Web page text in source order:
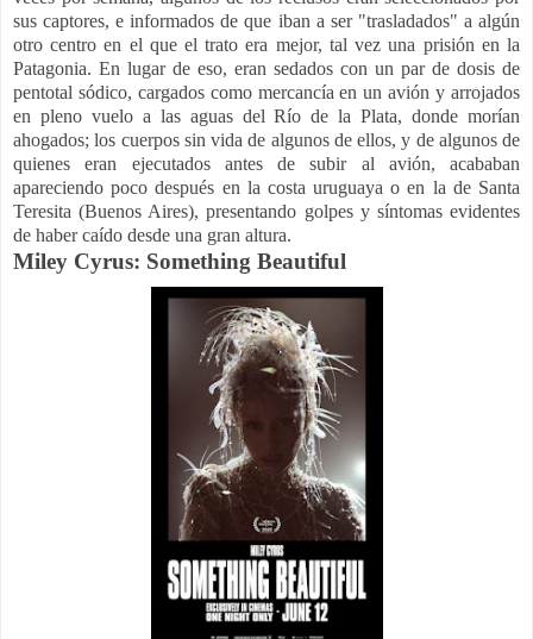
sus captores, e informados de que iban a ser "trasladados" a algún
otro centro en el que el trato era mejor, tal vez una prisión en la
Patagonia. En lugar de eso, eran sedados con un par de dosis de
pentotal sódico, cargados como mercancía en un avión y arrojados
en pleno vuelo a las aguas del Río de la Plata, donde morían
ahogados; los cuerpos sin vida de algunos de ellos, y de algunos de
quienes eran ejecutados antes de subir al avión, acababan
apareciendo poco después en la costa uruguaya o en la de Santa
Teresita (Buenos Aires), presentando golpes y síntomas evidentes
de haber caído desde una gran altura.
Miley Cyrus: Something Beautiful